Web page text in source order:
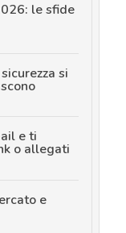
le sfide
si
e ti
o allegati
e